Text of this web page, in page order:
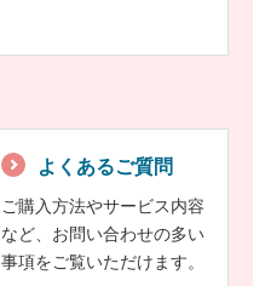
よくあるご質問
ご購入方法やサービス内容
など、お問い合わせの多い
事項をご覧いただけます。